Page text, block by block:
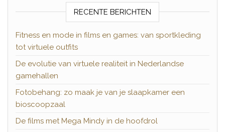
RECENTE BERICHTEN
Fitness en mode in films en games: van sportkleding
tot virtuele outfits
De evolutie van virtuele realiteit in Nederlandse
gamehallen
Fotobehang: zo maak je van je slaapkamer een
bioscoopzaal
De films met Mega Mindy in de hoofdrol